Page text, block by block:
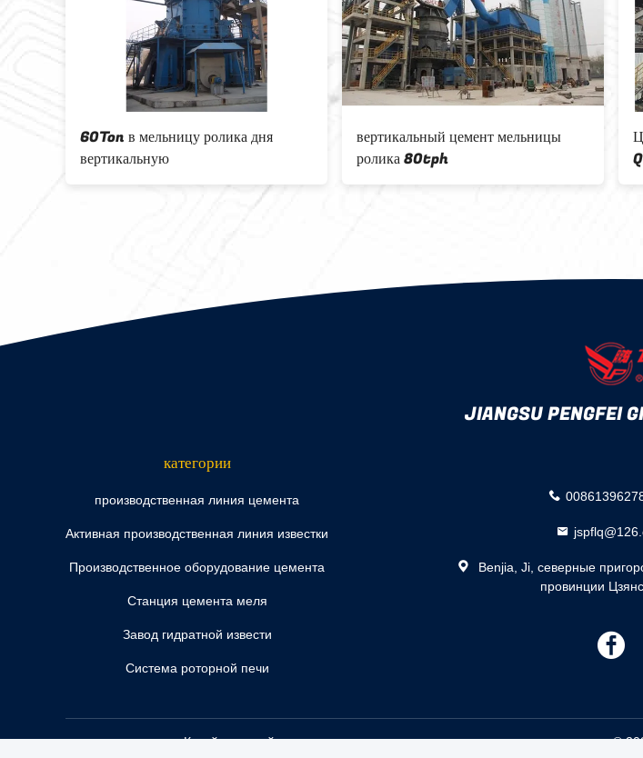
вертикальный
Завод 100000tpy клинкера
цемента OPC
Завод клинкера цемента OPC
200000tpy
JIANGSU PENGFEI
категории
производственная линия цемента
Активная производственная линия известки
Производственное оборудование цемента
Станция цемента меля
Завод гидратной извести
Система роторной печи
Benjia, Ji, северные
провинции
述
Китай хороший качество производственная линия цемента поставщик. ©